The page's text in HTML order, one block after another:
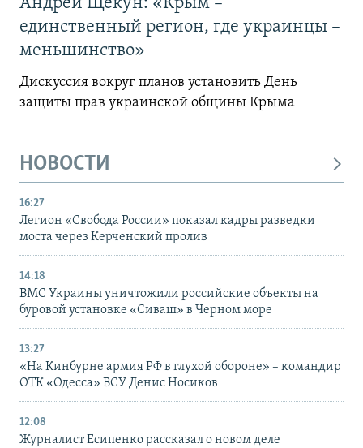
Андрей Щекун: «Крым –
единственный регион, где украинцы –
меньшинство»
Дискуссия вокруг планов установить День
защиты прав украинской общины Крыма
НОВОСТИ
16:27
Легион «Свобода России» показал кадры разведки
моста через Керченский пролив
14:18
ВМС Украины уничтожили российские объекты на
буровой установке «Сиваш» в Черном море
13:27
«На Кинбурне армия РФ в глухой обороне» – командир
ОТК «Одесса» ВСУ Денис Носиков
12:08
Журналист Есипенко рассказал о новом деле